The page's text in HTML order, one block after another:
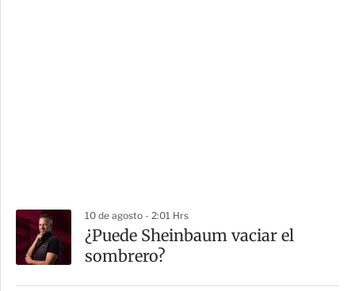
10 de agosto - 2:01 Hrs
¿Puede Sheinbaum vaciar el
sombrero?